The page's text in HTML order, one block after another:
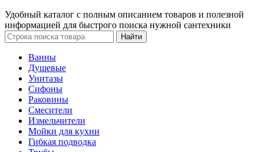
Удобный каталог с полным описанием товаров и полезной
информацией для быстрого поиска нужной сантехники
Ванны
Душевые
Унитазы
Сифоны
Раковины
Смесители
Измельчители
Мойки для кухни
Гибкая подводка